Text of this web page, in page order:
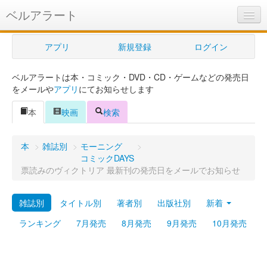
ベルアラート
ベルアラートとは
ヘルプ
新規登録
ログイン
プレミアム
アプリ 新規登録 ログイン
ベルアラートは本・コミック・DVD・CD・ゲームなどの発売日
をメールやアプリ にてお知らせします
本
映画 検索
本 > 雑誌別 > モーニング
コミックDAYS
>
票読みのヴィクトリア 最新刊の発売日をメールでお知らせ
雑誌別 タイトル別 著者別 出版社別
新着
ランキング
7月発売 8月発売 9月発売 10月発売